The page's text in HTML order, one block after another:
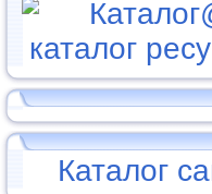
Каталог